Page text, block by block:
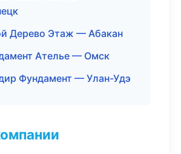
Дерево Этаж — Абакан
Ателье — Омск
Фундамент — Улан-Удэ